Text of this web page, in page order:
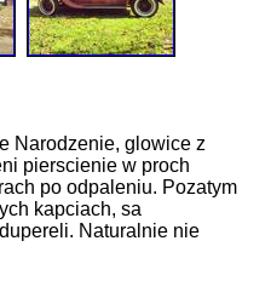
Narodzenie, glowice z
pierscienie w proch
po odpaleniu. Pozatym
kapciach, sa
Naturalnie nie